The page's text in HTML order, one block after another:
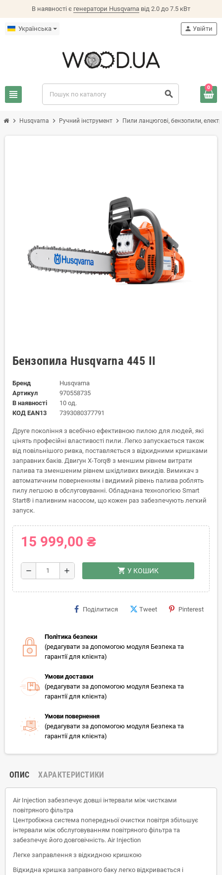
В наявності є генератори Husqvarna від 2.0 до 7.5 кВт
Українська
view_headline search
person Увійти
0
chevron_right Husqvarna chevron_right Ручний інструмент chevron_right Пили ланцюгові, бензопили,
Бензопила Husqvarna 445 II
Бренд
Husqvarna
Артикул
970558735
В наявності
10 од.
КОД EAN13
7393080377791
Друге покоління з всебічно ефективною пилою для людей, які
цінять професійні властивості пили. Легко запускається також
від повільнішого ривка, поставляється з відкидними кришками
заправних баків. Двигун X-Torq® з меншим рівнем витрати
палива та зменшеним рівнем шкідливих викидів. Вимикач з
автоматичним поверненням і видимий рівень палива роблять
пилу легшою в обслуговуванні. Обладнана технологією Smart
Start® і паливним насосом, що кожен раз забезпечують легкий
запуск.
15 999,00 ₴
remove add shopping_cart У КОШИК
Поділитися Tweet Pinterest
Політика безпеки
(редагувати за допомогою модуля Безпека та
гарантії для клієнта)
Умови доставки
(редагувати за допомогою модуля Безпека та
гарантії для клієнта)
Умови повернення
(редагувати за допомогою модуля Безпека та
гарантії для клієнта)
ОПИС ХАРАКТЕРИСТИКИ
Air Injection забезпечує довші інтервали між чистками
повітряного фільтра
Центробіжна система попередньої очистки повітря збільшує
інтервали між обслуговуванням повітряного фільтра та
забезпечує його довговічність. Air Injection
Легке заправлення з відкидною кришкою
Відкидна кришка заправного баку легко відкривається і